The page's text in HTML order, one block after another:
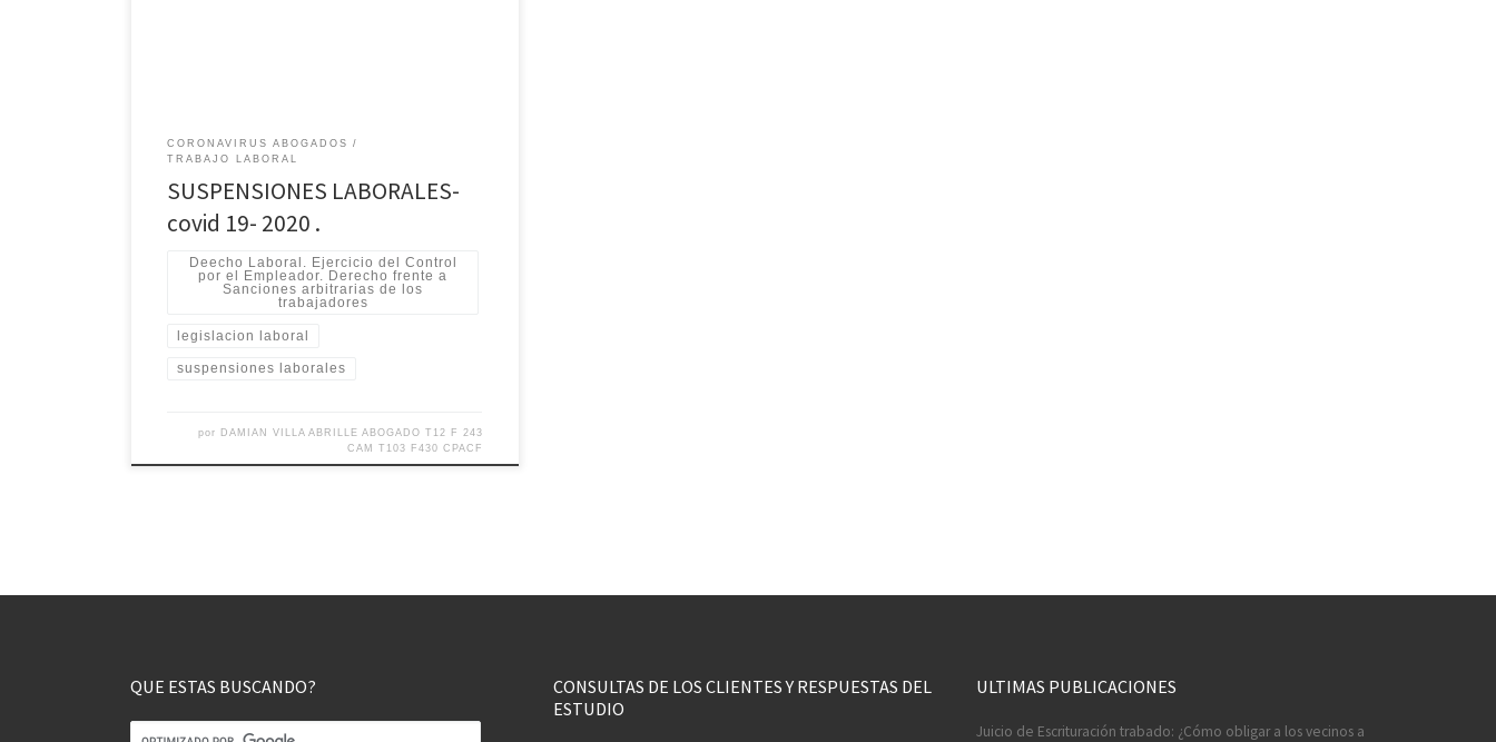
CORONAVIRUS ABOGADOS
TRABAJO LABORAL
SUSPENSIONES LABORALES-
covid 19- 2020 .
Deecho Laboral. Ejercicio del Control
por el Empleador. Derecho frente a
Sanciones arbitrarias de los
trabajadores
legislacion laboral
suspensiones laborales
por DAMIAN VILLA ABRILLE ABOGADO T12 F 243
CAM T103 F430 CPACF
QUE ESTAS BUSCANDO?
CONSULTAS DE LOS CLIENTES Y RESPUESTAS DEL
ESTUDIO
ULTIMAS PUBLICACIONES
Juicio de Escrituración trabado: ¿Cómo obligar a los vecinos a